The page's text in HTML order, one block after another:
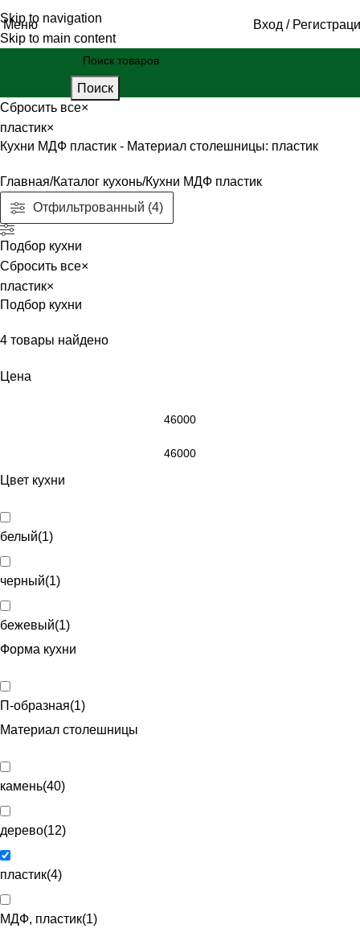
Skip to navigation
Skip to main content
Меню Вход /
Поиск
Сбросить все×
пластик×
Кухни МДФ пластик - Материал столешницы: пластик
Главная Каталог кухонь Кухни МДФ пластик
Отфильтрованный (4)
Подбор кухни
Сбросить все×
пластик×
Подбор кухни
4 товары найдено
Цена
Цвет кухни
белый(1)
черный(1)
бежевый(1)
Форма кухни
П-образная(1)
Материал столешницы
камень(40)
дерево(12)
пластик(4)
МДФ, пластик(1)